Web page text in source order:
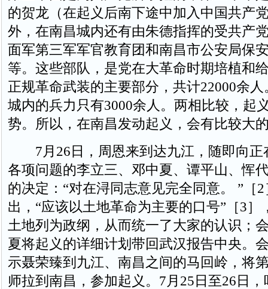
的贺龙（在起义后南下途中加入中国共产
外，在南昌城内还有由朱德指挥的受共产
面军第三军军官教育团和南昌市公安局保
等。这些部队，是党在大革命时期培植和
正规革命武装的主要部分，共计22000余
城内的兵力只有3000余人。两相比较，起
势。所以，在南昌发动起义，会有比较大
7月26日，周恩来到达九江，随即向正
各项问题的李立三、邓中夏、谭平山、恽
的决定：“对在浔同志意见完全同意。 ”［
出，“应该以土地革命为主要的口号”［3］
土地列为政纲，从而统一了大家的认识；
夏将起义的详细计划带回武汉报告中央。
示聂荣臻到九江、南昌之间的马回岭，将
师拉到南昌，参加起义。7月25日至26日